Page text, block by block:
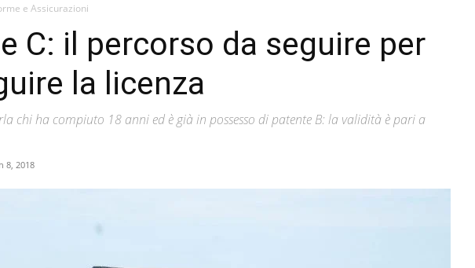
e Assicurazioni
C: il percorso da seguire per
la licenza
chi ha compiuto 18 anni ed è già in possesso di patente B: la validità è pari a
8, 2018